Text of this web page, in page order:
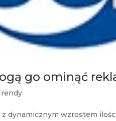
go ominąć
z dynamicznym wzrostem